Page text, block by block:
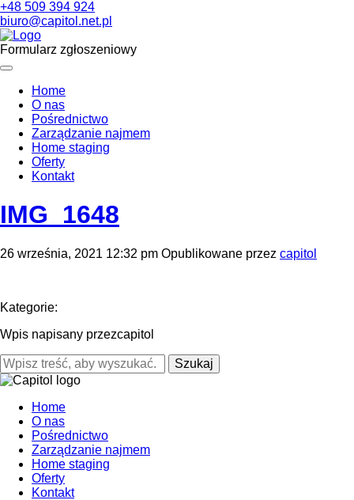
+48 509 394 924
biuro@capitol.net.pl
Formularz zgłoszeniowy
Home
O nas
Pośrednictwo
Zarządzanie najmem
Home staging
Oferty
Kontakt
IMG_1648
26 września, 2021 12:32 pm Opublikowane przez capitol
Kategorie:
Wpis napisany przezcapitol
Szukaj
Home
O nas
Pośrednictwo
Zarządzanie najmem
Home staging
Oferty
Kontakt